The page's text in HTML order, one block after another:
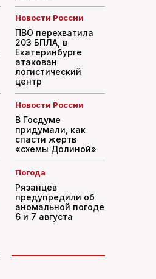
Новости России
ПВО перехватила
203 БПЛА, в
Екатеринбурге
атакован
логистический
центр
Новости России
В Госдуме
придумали, как
спасти жертв
«схемы Долиной»
Погода
Рязанцев
предупредили об
аномальной погоде
6 и 7 августа